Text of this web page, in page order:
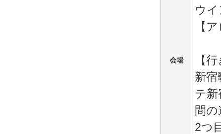
会場
ウ
【
【
新
テ
間
2つ